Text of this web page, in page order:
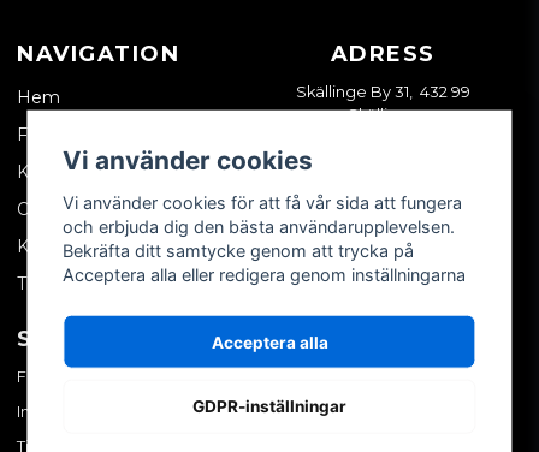
NAVIGATION
Hem
Företagskund
Kontakta oss
Om oss
Köpvillkor
Tips & trix
ADRESS
Skällinge By 31, 432 99
Skällinge
SOCIALA MEDIER
Facebook
Instagram
TikTok
MITT KONTO
Skapa konto
Vi använder cookies
Vi använder cookies för att få vår sida att fungera
och erbjuda dig den bästa användarupplevelsen.
Bekräfta ditt samtycke genom att trycka på
Acceptera alla eller redigera genom inställningarna
Acceptera alla
GDPR-inställningar